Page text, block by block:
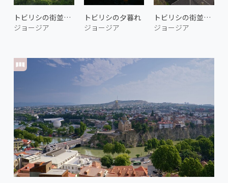
トビリシの街並み 3
ジョージア
トビリシの夕暮れ
ジョージア
トビリシの街並み 4
ジョージア